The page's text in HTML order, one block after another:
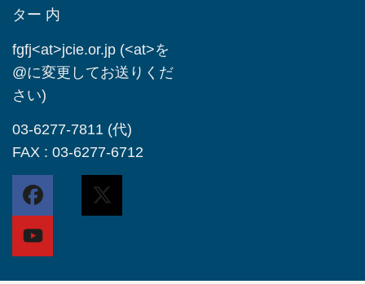
ター 内
fgfj<at>jcie.or.jp (<at>を
@に変更してお送りくだ
さい)
03-6277-7811 (代)
FAX : 03-6277-6712